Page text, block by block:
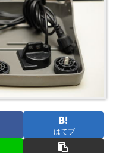
はてブ